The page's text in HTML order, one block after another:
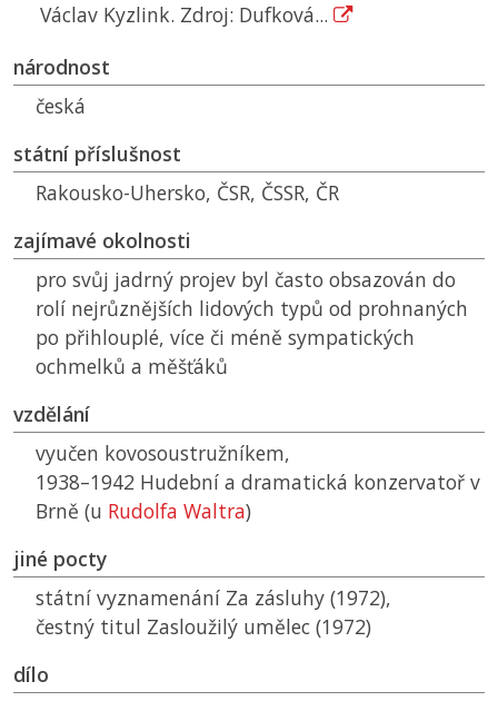
Václav Kyzlink. Zdroj: Dufková...
národnost
česká
státní příslušnost
Rakousko-Uhersko, ČSR, ČSSR, ČR
zajímavé okolnosti
pro svůj jadrný projev byl často obsazován do
rolí nejrůznějších lidových typů od prohnaných
po přihlouplé, více či méně sympatických
ochmelků a měšťáků
vzdělání
vyučen kovosoustružníkem,
1938–1942 Hudební a dramatická konzervatoř v
Brně (u Rudolfa Waltra)
jiné pocty
státní vyznamenání Za zásluhy (1972),
čestný titul Zasloužilý umělec (1972)
dílo